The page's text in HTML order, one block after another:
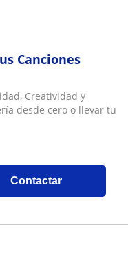
Canciones
Creatividad y
desde cero o llevar tu
Contactar